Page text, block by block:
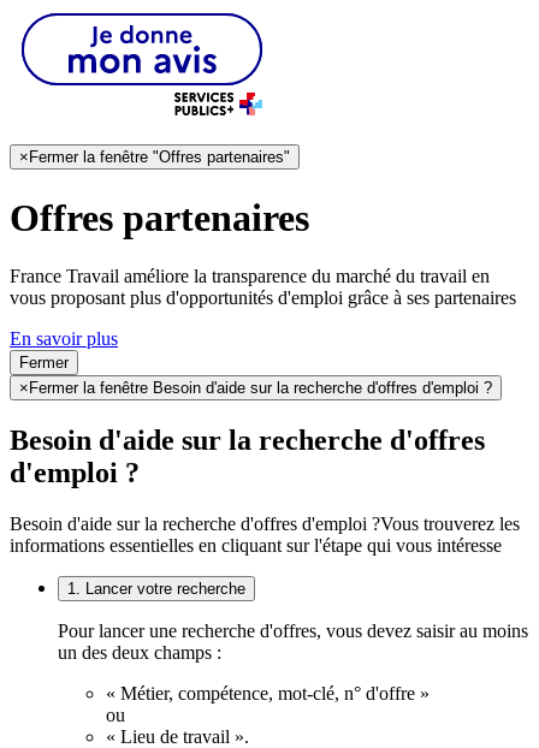
× Fermer la fenêtre "Offres partenaires"
Offres partenaires
France Travail améliore la transparence du marché du travail en
vous proposant plus d'opportunités d'emploi grâce à ses partenaires
En savoir plus
Fermer
× Fermer la fenêtre Besoin d'aide sur la recherche d'offres d'emploi ?
Besoin d'aide sur la recherche d'offres
d'emploi ?
Besoin d'aide sur la recherche d'offres d'emploi ?Vous trouverez les
informations essentielles en cliquant sur l'étape qui vous intéresse
1. Lancer votre recherche
Pour lancer une recherche d'offres, vous devez saisir au moins
un des deux champs :
« Métier, compétence, mot-clé, n° d'offre »
ou
« Lieu de travail ».